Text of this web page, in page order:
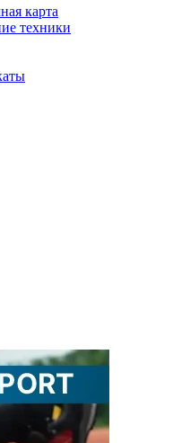
карта
техники